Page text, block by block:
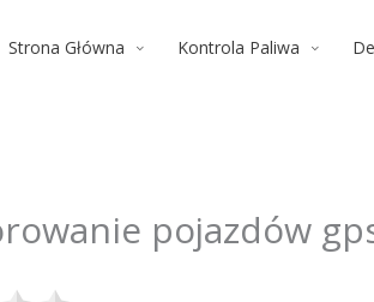
Strona Główna Kontrola Paliwa
pojazdów